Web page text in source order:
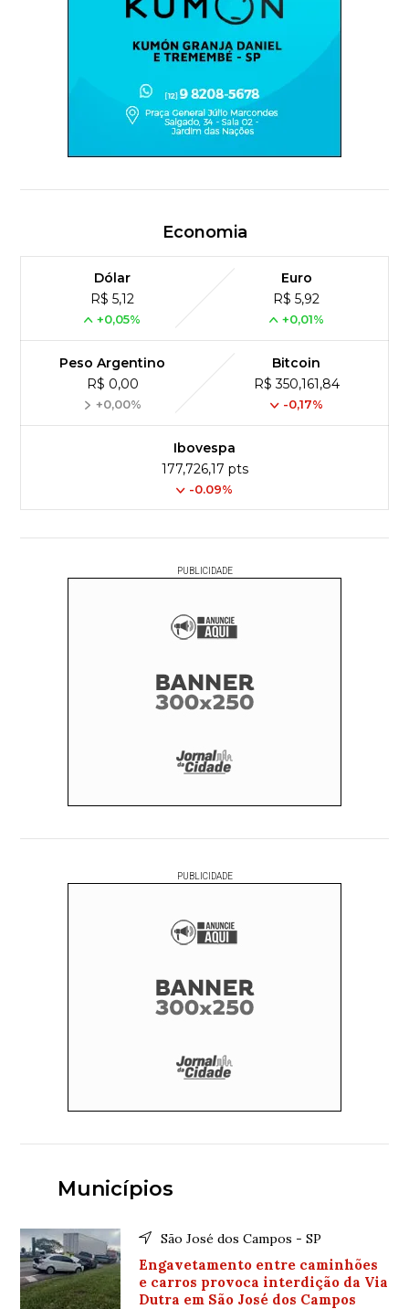
Economia
Dólar
R$ 5,12
+0,05%
Euro
R$ 5,92
+0,01%
Peso Argentino
R$ 0,00
+0,00%
Bitcoin
R$ 350,161,84
-0,17%
Ibovespa
177,726,17 pts
-0.09%
PUBLICIDADE
PUBLICIDADE
Municípios
São José dos Campos - SP
Engavetamento entre caminhões
e carros provoca interdição da Via
Dutra em São José dos Campos